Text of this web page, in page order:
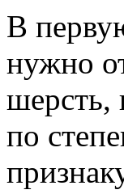
В
нужно
шерсть,
по